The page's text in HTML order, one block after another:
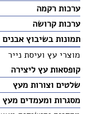
ערכות רקמה
ערכות קרושה
תמונות בשיבוץ אבנים
מוצרי עץ ועיסת נייר
קופסאות עץ ליצירה
שלטים וצורות מעץ
מסגרות ומעמדים מעץ